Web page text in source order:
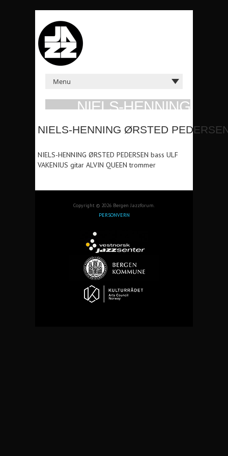
NIELS-HENNING
ØRSTED PEDERSEN
TRIO
STUNDESLØSE
NIELS-HENNING ØRSTED
NIELS-HENNING ØRSTED PEDERSEN bass ULF
VAKENIUS gitar ALVIN QUEEN trommer
Copyright © 2026 Bergen Jazzforum.
PERSONVERN